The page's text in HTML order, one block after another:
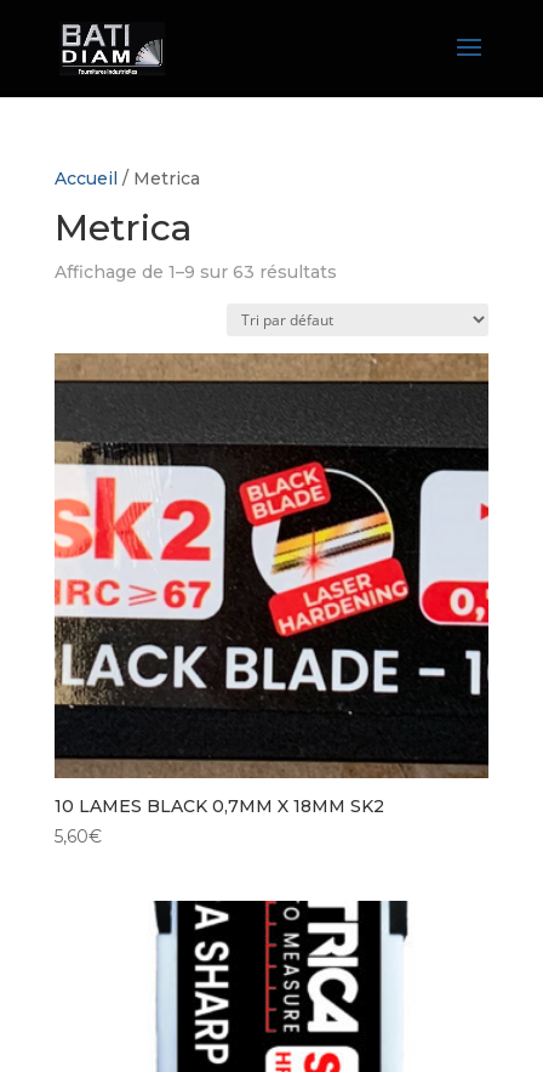
Accueil / Metrica
Metrica
Affichage de 1–9 sur 63 résultats
10 LAMES BLACK 0,7MM X 18MM SK2
5,60€